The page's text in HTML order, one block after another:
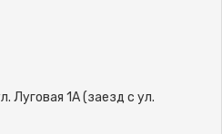
Луговая 1А (заезд с ул.